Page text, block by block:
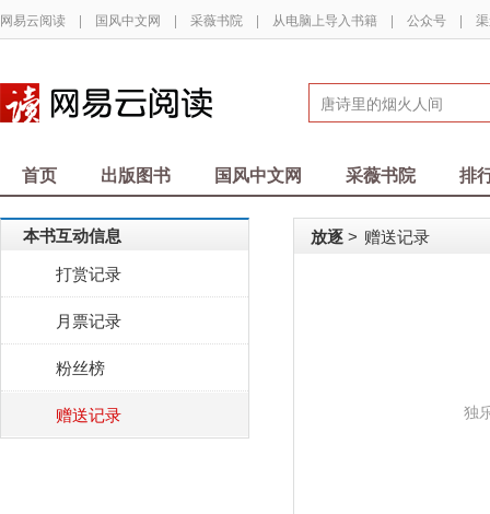
网易云阅读 | 国风中文网 | 采薇书院 | 从电脑上导入书籍 | 公众号 |
首页 出版图书 国风中文网 采薇书院 排
本书互动信息
打赏记录
月票记录
粉丝榜
赠送记录
放逐 > 赠送记录
独